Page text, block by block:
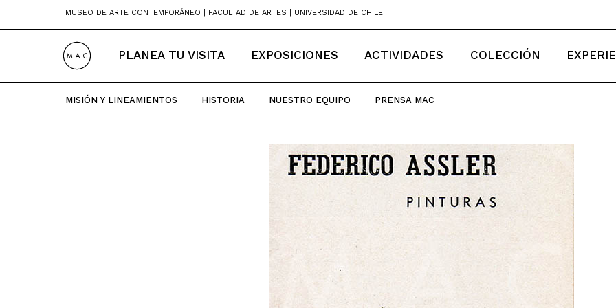
MUSEO DE ARTE CONTEMPORÁNEO | FACULTAD DE ARTES | UNIVERSIDAD DE CHILE
PLANEA TU VISITA EXPOSICIONES ACTIVIDADES COLECCIÓN
MISIÓN Y LINEAMIENTOS HISTORIA NUESTRO EQUIPO PRENSA MAC